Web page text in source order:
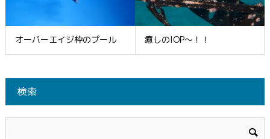
オーバーエイジ枠のプール 癒しのIOP～！！
検索